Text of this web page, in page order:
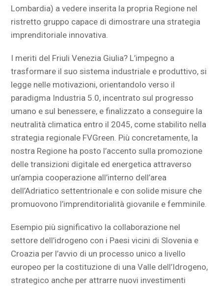
Lombardia) a vedere inserita la propria Regione nel
ristretto gruppo capace di dimostrare una strategia
imprenditoriale innovativa.
I meriti del Friuli Venezia Giulia? L’impegno a
trasformare il suo sistema industriale e produttivo, si
legge nelle motivazioni, orientandolo verso il
paradigma Industria 5.0, incentrato sul progresso
umano e sul benessere, e finalizzato a conseguire la
neutralità climatica entro il 2045, come stabilito nella
strategia regionale FVGreen. Più concretamente, la
nostra Regione ha posto l’accento sulla promozione
delle transizioni digitale ed energetica attraverso
un’ampia cooperazione all’interno dell’area
dell’Adriatico settentrionale e con solide misure che
promuovono l’imprenditorialità giovanile e femminile.
Esempio più significativo la collaborazione nel
settore dell’idrogeno con i Paesi vicini di Slovenia e
Croazia per l’avvio di un processo unico a livello
europeo per la costituzione di una Valle dell’Idrogeno,
strategico anche per attrarre nuovi investimenti